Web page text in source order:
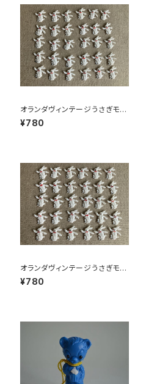
オランダヴィンテージうさぎモチ
ーフプラパーツ30個セットNo19
9
¥780
オランダヴィンテージうさぎモチ
ーフプラパーツ30個セットNo16
2
¥780